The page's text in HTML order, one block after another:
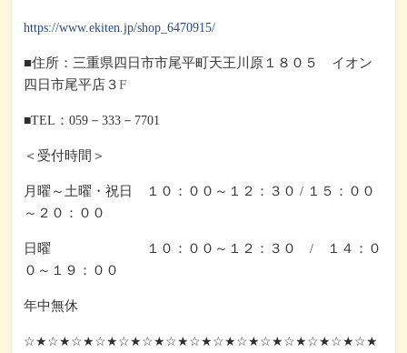
https://www.ekiten.jp/shop_6470915/
■住所：三重県四日市市尾平町天王川原１８０５ イオン
四日市尾平店３F
■TEL ：059 －333 － 7701
＜受付時間＞
月曜～土曜・祝日 １０：００～１２：３０ / １５：００
～２０：００
日曜 １０：００～１２：３０/ １４：０
０～１９：００
年中無休
☆★☆★☆★☆★☆★☆★☆★☆★☆★☆★☆★☆★☆★☆★☆★